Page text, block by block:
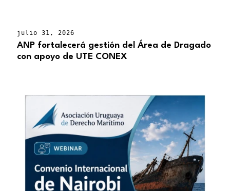
julio 31, 2026
ANP fortalecerá gestión del Área de Dragado
con apoyo de UTE CONEX